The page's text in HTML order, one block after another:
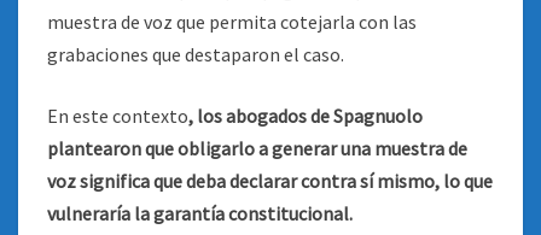
muestra de voz que permita cotejarla con las
grabaciones que destaparon el caso.
En este contexto, los abogados de Spagnuolo
plantearon que obligarlo a generar una muestra de
voz significa que deba declarar contra sí mismo, lo que
vulneraría la garantía constitucional.